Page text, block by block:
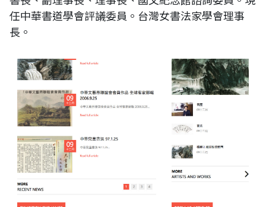
任中華書道學會評議委員。台灣女書法家學會理事
長。